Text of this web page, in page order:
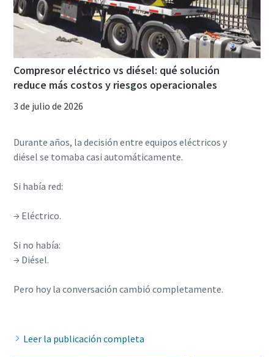
Compresor eléctrico vs diésel: qué solución
reduce más costos y riesgos operacionales
3 de julio de 2026
Durante años, la decisión entre equipos eléctricos y
diésel se tomaba casi automáticamente.
Si había red:
→ Eléctrico.
Si no había:
→ Diésel.
Pero hoy la conversación cambió completamente.
Leer la publicación completa